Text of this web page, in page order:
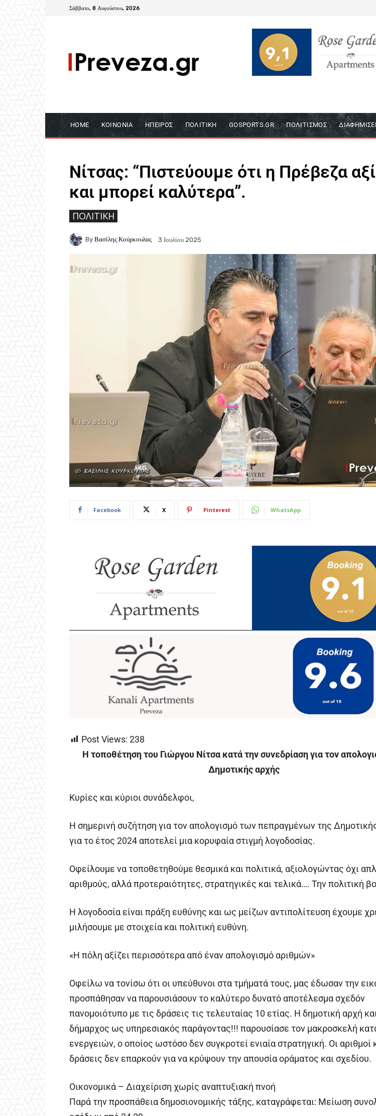
Σάββατο, 8 Αυγούστου, 2026
HOME ΚΟΙΝΩΝΊΑ ΉΠΕΙΡΟΣ ΠΟΛΙΤΙΚΉ GOSPORTS.GR ΠΟΛΙΤΙΣΜΌΣ
Νίτσας: “Πιστεύουμε ότι η Πρέβεζα
και μπορεί καλύτερα”.
ΠΟΛΙΤΙΚΉ
By Βασίλης Κούρκουλας 3 Ιουλίου 2025
Facebook X Pinterest WhatsApp
Post Views: 238
Η τοποθέτηση του Γιώργου Νίτσα κατά την συνεδρίαση για τον
Δημοτικής αρχής
Κυρίες και κύριοι συνάδελφοι,
Η σημερινή συζήτηση για τον απολογισμό των πεπραγμένων της
για το έτος 2024 αποτελεί μια κορυφαία στιγμή λογοδοσίας.
Οφείλουμε να τοποθετηθούμε θεσμικά και πολιτικά, αξιολογώντας όχι
αριθμούς, αλλά προτεραιότητες, στρατηγικές και τελικά…. Την πολιτική
Η λογοδοσία είναι πράξη ευθύνης και ως μείζων αντιπολίτευση έχουμε
μιλήσουμε με στοιχεία και πολιτική ευθύνη.
«Η πόλη αξίζει περισσότερα από έναν απολογισμό αριθμών»
Οφείλω να τονίσω ότι οι υπεύθυνοι στα τμήματά τους, μας έδωσαν την
προσπάθησαν να παρουσιάσουν το καλύτερο δυνατό αποτέλεσμα σχεδόν
πανομοιότυπο με τις δράσεις τις τελευταίας 10 ετίας. Η δημοτική αρχή
δήμαρχος ως υπηρεσιακός παράγοντας!!! παρουσίασε τον μακροσκελή
ενεργειών, ο οποίος ωστόσο δεν συγκροτεί ενιαία στρατηγική. Οι αριθμοί
δράσεις δεν επαρκούν για να κρύψουν την απουσία οράματος και σχεδίου.
Οικονομικά – Διαχείριση χωρίς αναπτυξιακή πνοή
Παρά την προσπάθεια δημοσιονομικής τάξης, καταγράφεται: Μείωση